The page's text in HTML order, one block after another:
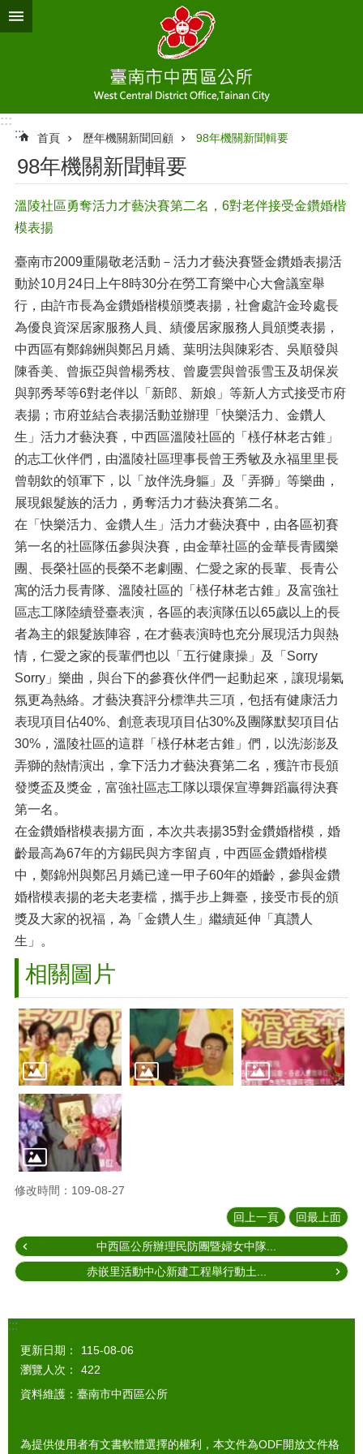
跳到主要內容區塊
:::
:::
首頁 歷年機關新聞回顧 98年機關新聞輯要
98年機關新聞輯要
溫陵社區勇奪活力才藝決賽第二名，6對老伴接受金鑽婚楷
模表揚
臺南市2009重陽敬老活動－活力才藝決賽暨金鑽婚表揚活
動於10月24日上午8時30分在勞工育樂中心大會議室舉
行，由許市長為金鑽婚楷模頒獎表揚，社會處許金玲處長
為優良資深居家服務人員、績優居家服務人員頒獎表揚，
中西區有鄭錦銂與鄭呂月嬌、葉明法與陳彩杏、吳順發與
陳香美、曾振亞與曾楊秀枝、曾慶雲與曾張雪玉及胡保炭
與郭秀琴等6對老伴以「新郎、新娘」等新人方式接受市府
表揚；市府並結合表揚活動並辦理「快樂活力、金鑽人
生」活力才藝決賽，中西區溫陵社區的「檨仔林老古錐」
的志工伙伴們，由溫陵社區理事長曾王秀敏及永福里里長
曾朝欽的領軍下，以「放伴洗身軀」及「弄獅」等樂曲，
展現銀髮族的活力，勇奪活力才藝決賽第二名。
在「快樂活力、金鑽人生」活力才藝決賽中，由各區初賽
第一名的社區隊伍參與決賽，由金華社區的金華長青國樂
團、長榮社區的長榮不老劇團、仁愛之家的長輩、長青公
寓的活力長青隊、溫陵社區的「檨仔林老古錐」及富強社
區志工隊陸續登臺表演，各區的表演隊伍以65歲以上的長
者為主的銀髮族陣容，在才藝表演時也充分展現活力與熱
情，仁愛之家的長輩們也以「五行健康操」及「Sorry
Sorry」樂曲，與台下的參賽伙伴們一起動起來，讓現場氣
氛更為熱絡。才藝決賽評分標準共三項，包括有健康活力
表現項目佔40%、創意表現項目佔30%及團隊默契項目佔
30%，溫陵社區的這群「檨仔林老古錐」們，以洗澎澎及
弄獅的熱情演出，拿下活力才藝決賽第二名，獲許市長頒
發獎盃及獎金，富強社區志工隊以環保宣導舞蹈贏得決賽
第一名。
在金鑽婚楷模表揚方面，本次共表揚35對金鑽婚楷模，婚
齡最高為67年的方錫民與方李留貞，中西區金鑽婚楷模
中，鄭錦州與鄭呂月嬌已達一甲子60年的婚齡，參與金鑽
婚楷模表揚的老夫老妻檔，攜手步上舞臺，接受市長的頒
獎及大家的祝福，為「金鑽人生」繼續延伸「真讚人
生」。
相關圖片
修改時間：109-08-27
回上一頁 回最上面
中西區公所辦理民防團暨婦女中隊...
赤嵌里活動中心新建工程舉行動土...
:::
更新日期：
115-08-06
瀏覽人次：
422
資料維護：臺南市中西區公所
為提供使用者有文書軟體選擇的權利，本文件為ODF開放文件格